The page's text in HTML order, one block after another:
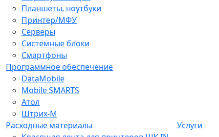
Планшеты, ноутбуки
Принтер/МФУ
Серверы
Системные блоки
Смартфоны
Программное обеспечение
DataMobile
Mobile SMARTS
Атол
Штрих-М
Расходные материалы
Услуги